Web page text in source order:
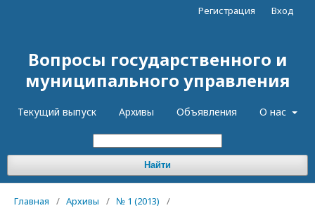
Вопросы государственного и
муниципального управления
Текущий выпуск Архивы Объявления О нас
Найти
Регистрация Вход
Главная / Архивы / № 1 (2013)
/